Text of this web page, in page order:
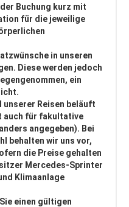
Buchung kurz mit
für die jeweilige
in unseren
Diese werden jedoch
ein
Reisen beläuft
auch für fakultative
angegeben). Bei
behalten wir uns vor,
die Preise gehalten
Mercedes-Sprinter
Klimaanlage
einen gültigen